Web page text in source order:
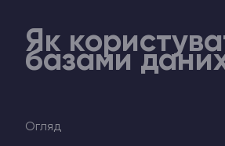
Як
базами
Огляд